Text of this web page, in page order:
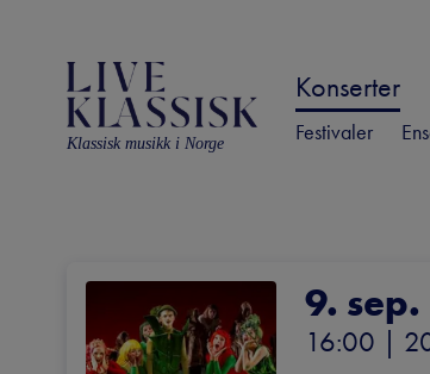
Klassisk musikk i Norge
Konserter
Festivaler
9. sep.
16:00 |